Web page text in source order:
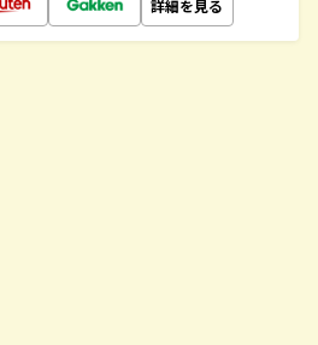
詳細を見る